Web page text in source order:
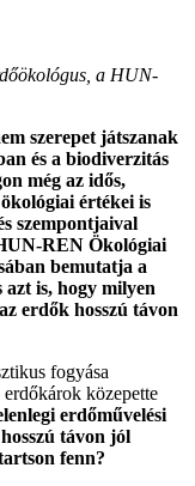
a HUN-
szerepet játszanak
és a biodiverzitás
még az idős,
értékei is
szempontjaival
REN Ökológiai
bemutatja a
azt is, hogy milyen
erdők hosszú távon
fogyása
közepette
erdőművelési
távon jól
fenn?